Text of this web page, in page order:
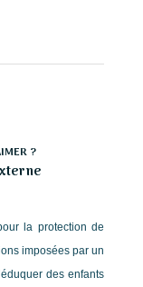
?
la protection de
imposées par un
des enfants